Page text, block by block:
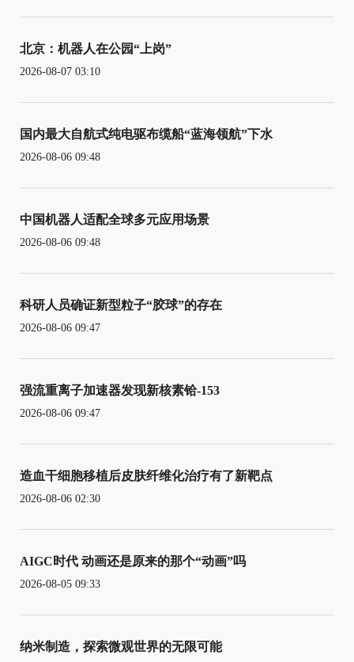
北京：机器人在公园“上岗”
2026-08-07 03:10
国内最大自航式纯电驱布缆船“蓝海领航”下水
2026-08-06 09:48
中国机器人适配全球多元应用场景
2026-08-06 09:48
科研人员确证新型粒子“胶球”的存在
2026-08-06 09:47
强流重离子加速器发现新核素铪-153
2026-08-06 09:47
造血干细胞移植后皮肤纤维化治疗有了新靶点
2026-08-06 02:30
AIGC时代 动画还是原来的那个“动画”吗
2026-08-05 09:33
纳米制造，探索微观世界的无限可能